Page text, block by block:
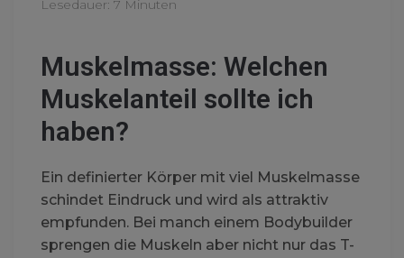
Lesedauer: 7 Minuten
Muskelmasse: Welchen
Muskelanteil sollte ich
haben?
Ein definierter Körper mit viel Muskelmasse
schindet Eindruck und wird als attraktiv
empfunden. Bei manch einem Bodybuilder
sprengen die Muskeln aber nicht nur das T-